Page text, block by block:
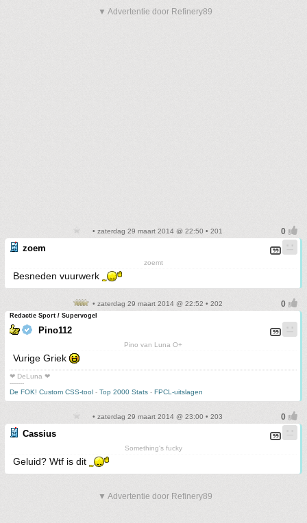
▼ Advertentie door Refinery89
• zaterdag 29 maart 2014 @ 22:50 • 201
zoem
zoemt
Besneden vuurwerk
• zaterdag 29 maart 2014 @ 22:52 • 202
Redactie Sport / Supervogel
Pino112
Pino van Luna O+
Vurige Griek
❤ DeLuna ❤
-------
De FOK! Custom CSS-tool - Top 2000 Stats - FPCL-uitslagen
• zaterdag 29 maart 2014 @ 23:00 • 203
Cassius
Something's fucky
Geluid? Wtf is dit
▼ Advertentie door Refinery89